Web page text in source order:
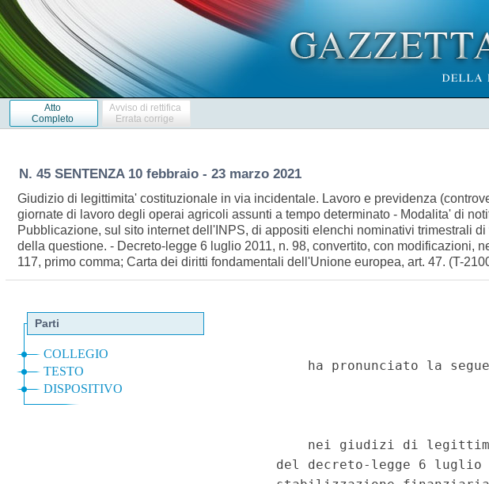
Atto
Completo
Avviso di rettifica
Errata corrige
N. 45 SENTENZA 10 febbraio - 23 marzo 2021
Giudizio di legittimita' costituzionale in via incidentale. Lavoro e previdenza
giornate di lavoro degli operai agricoli assunti a tempo determinato - Modalita' di
Pubblicazione, sul sito internet dell'INPS, di appositi elenchi nominativi trimestrali
della questione. - Decreto-legge 6 luglio 2011, n. 98, convertito, con modificazioni,
117, primo comma; Carta dei diritti fondamentali dell'Unione europea, art. 47. (T-